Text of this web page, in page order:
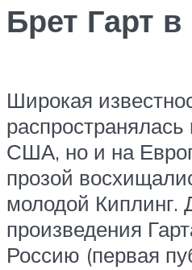
Брет Гарт
Широкая
распространялась
США, но и на
прозой
молодой Киплинг.
произведения
Россию (первая